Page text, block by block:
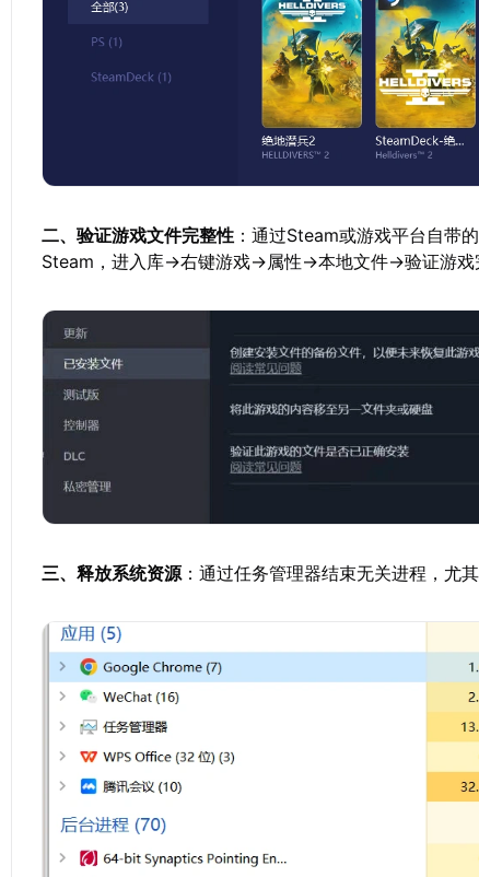
二、验证游戏文件完整性 ：通过Steam或游戏平台自带
Steam，进入库→右键游戏→属性→本地文件→验证游戏
三、释放系统资源：通过任务管理器结束无关进程，尤